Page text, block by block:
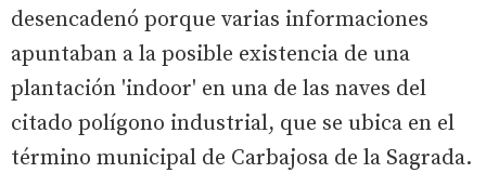
desencadenó porque varias informaciones
apuntaban a la posible existencia de una
plantación 'indoor' en una de las naves del
citado polígono industrial, que se ubica en el
término municipal de Carbajosa de la Sagrada.